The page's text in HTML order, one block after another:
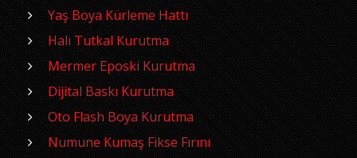
Yaş Boya Kürleme Hattı
Halı Tutkal Kurutma
Mermer Eposki Kurutma
Dijital Baskı Kurutma
Oto Flash Boya Kurutma
Numune Kumaş Fikse Fırını